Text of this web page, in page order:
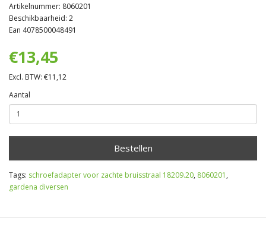
Artikelnummer: 8060201
Beschikbaarheid: 2
Ean 4078500048491
€13,45
Excl. BTW: €11,12
Aantal
Bestellen
Tags: schroefadapter voor zachte bruisstraal 18209.20, 8060201 ,
gardena diversen